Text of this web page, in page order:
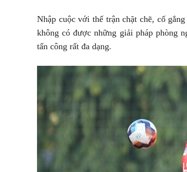
Nhập cuộc với thế trận chặt chẽ, cố
không có được những giải pháp phòng
tấn công rất đa dạng.